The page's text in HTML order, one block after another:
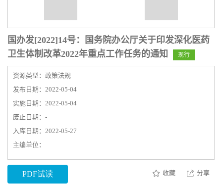
国办发[2022]14号：国务院办公厅关于印发深化医药
卫生体制改革2022年重点工作任务的通知
现行
资源类型：政策法规
发布日期：2022-05-04
实施日期：2022-05-04
废止日期：-
入库日期：2022-05-27
主编单位：
PDF试读 收藏 分享